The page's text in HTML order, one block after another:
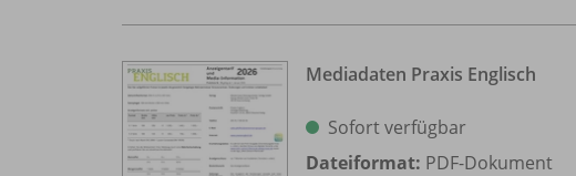
Mediadaten Praxis Englisch
Sofort verfügbar
Dateiformat: PDF-Dokument